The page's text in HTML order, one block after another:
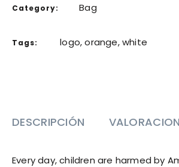
Category: Bag
Tags: logo,orange,white
DESCRIPCIÓN
Every day, children are harmed by